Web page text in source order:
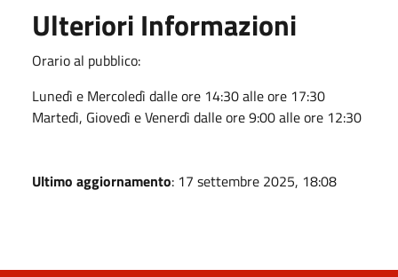
Ulteriori Informazioni
Orario al pubblico:
Lunedì e Mercoledì dalle ore 14:30 alle ore 17:30
Martedì, Giovedì e Venerdì dalle ore 9:00 alle ore 12:30
Ultimo aggiornamento: 17 settembre 2025, 18:08